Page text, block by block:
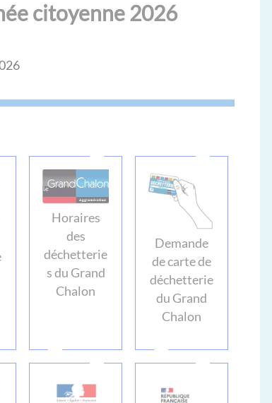
citoyenne 2026
Horaires
des
déchetterie
s du Grand
Chalon
Demande
de carte de
déchetterie
du Grand
Chalon